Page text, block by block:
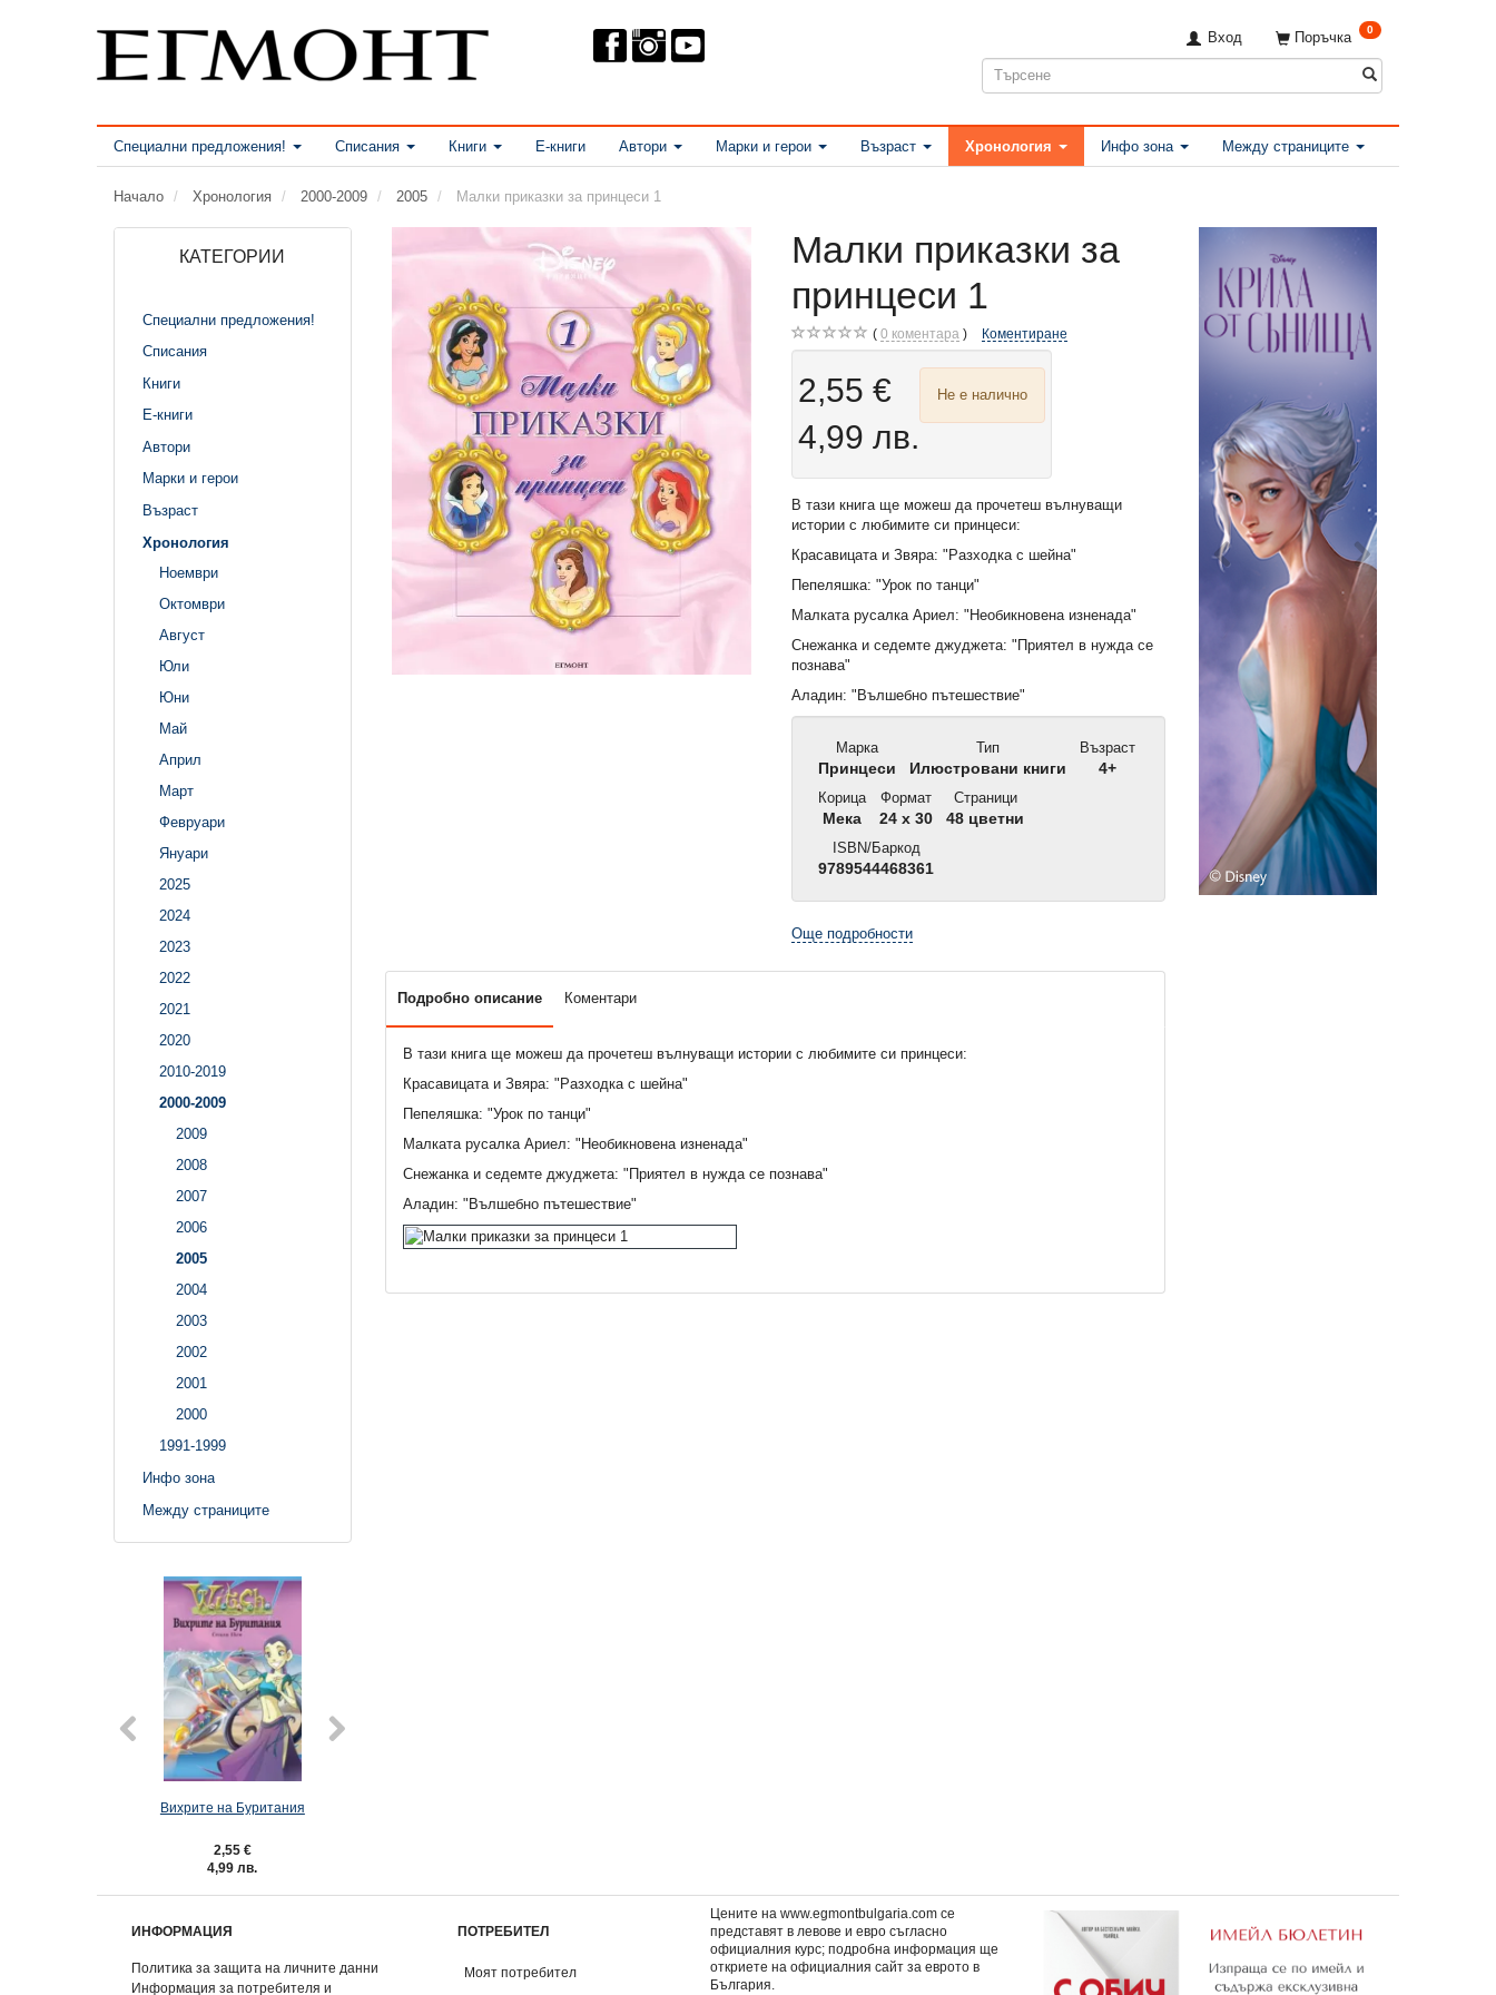
Поръчка 0
Вход
Специални предложения! Списания Книги Е-книги Автори Марки и герои Възраст Хронология Инфо зона Между страниците
Начало Хронология 2000-2009 2005 Малки приказки за принцеси 1
КАТЕГОРИИ
Специални предложения!
Списания
Книги
Е-книги
Автори
Марки и герои
Възраст
Хронология
Ноември
Октомври
Август
Юли
Юни
Май
Април
Март
Февруари
Януари
2025
2024
2023
2022
2021
2020
2010-2019
2000-2009
2009
2008
2007
2006
2005
2004
2003
2002
2001
2000
1991-1999
Инфо зона
Между страниците
Вихрите на Буритания
2,55 €
4,99 лв.
Малки приказки за
принцеси 1
0 коментара Коментиране
2,55 €
4,99 лв.
Не е налично
В тази книга ще можеш да прочетеш вълнуващи
истории с любимите си принцеси:
Красавицата и Звяра: "Разходка с шейна"
Пепеляшка: "Урок по танци"
Малката русалка Ариел: "Необикновена изненада"
Снежанка и седемте джуджета: "Приятел в нужда се
познава"
Аладин: "Вълшебно пътешествие"
Марка
Принцеси
Тип
Илюстровани книги
Възраст
4+
Корица
Мека
Формат
24 x 30
Страници
48 цветни
ISBN/Баркод
9789544468361
Още подробности
Подробно описание Коментари
В тази книга ще можеш да прочетеш вълнуващи истории с любимите си принцеси:
Красавицата и Звяра: "Разходка с шейна"
Пепеляшка: "Урок по танци"
Малката русалка Ариел: "Необикновена изненада"
Снежанка и седемте джуджета: "Приятел в нужда се познава"
Аладин: "Вълшебно пътешествие"
ИНФОРМАЦИЯ
Политика за защита на личните данни
Информация за потребителя и
ПОТРЕБИТЕЛ
Моят потребител
Цените на www.egmontbulgaria.com се
представят в левове и евро съгласно
официалния курс; подробна информация ще
откриете наофициалния сайт за еврото в
България